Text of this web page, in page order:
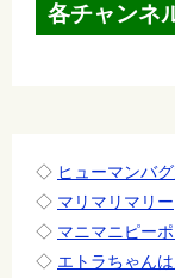
各チャンネ
◇ ヒューマンバ
◇ マリマリマリー
◇ マニマニピー
◇ エトラちゃんは